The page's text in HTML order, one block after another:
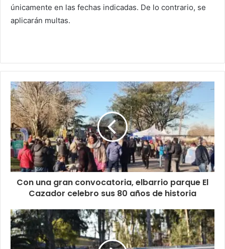
únicamente en las fechas indicadas. De lo contrario, se
aplicarán multas.
Con una gran convocatoria, elbarrio parque El
Cazador celebro sus 80 años de historia